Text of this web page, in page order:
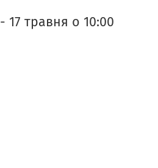
- 17 травня о 10:00